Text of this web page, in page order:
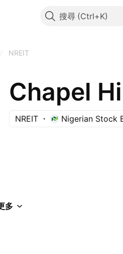
搜尋
NREIT
Chapel
NREIT Nigerian Stock
多